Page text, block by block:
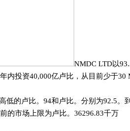
NMDC LTD以
内投资40,000亿卢比，从目前少于30
低的卢比。94和卢比。分别为92.5。
的市场上限为卢比。36296.83千万